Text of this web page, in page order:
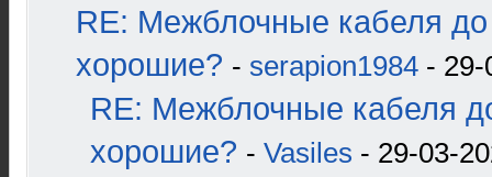
RE: Межблочные кабеля до
хорошие? - serapion1984 - 29-
RE: Межблочные кабеля
хорошие? - Vasiles - 29-03-